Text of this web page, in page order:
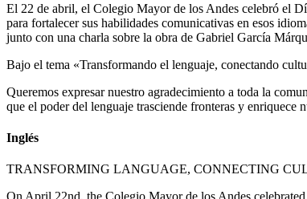
El 22 de abril, el Colegio Mayor de los Andes celebró el
para fortalecer sus habilidades comunicativas en esos
junto con una charla sobre la obra de Gabriel García
Bajo el tema «Transformando el lenguaje, conectando
Queremos expresar nuestro agradecimiento a toda la
que el poder del lenguaje trasciende fronteras y enriquece
Inglés
TRANSFORMING LANGUAGE, CONNECTING